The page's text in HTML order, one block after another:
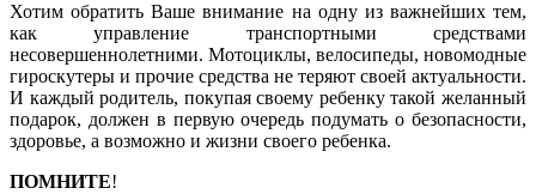
Хотим обратить Ваше внимание на одну из важнейших тем,
как управление транспортными средствами
несовершеннолетними. Мотоциклы, велосипеды, новомодные
гироскутеры и прочие средства не теряют своей актуальности.
И каждый родитель, покупая своему ребенку такой желанный
подарок, должен в первую очередь подумать о безопасности,
здоровье, а возможно и жизни своего ребенка.
ПОМНИТЕ!